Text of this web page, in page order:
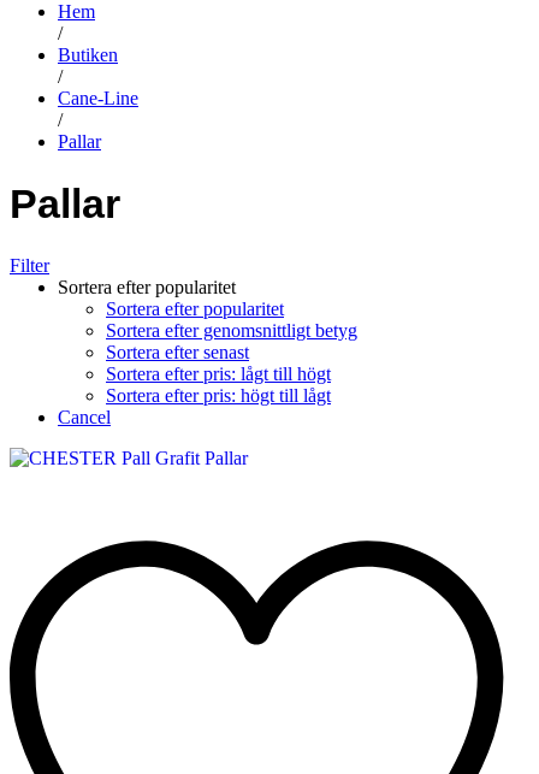
Hem
/
Butiken
/
Cane-Line
/
Pallar
Pallar
Filter
Sortera efter popularitet
Sortera efter popularitet
Sortera efter genomsnittligt betyg
Sortera efter senast
Sortera efter pris: lågt till högt
Sortera efter pris: högt till lågt
Cancel